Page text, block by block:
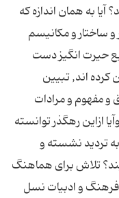
به همان اندازه كه
ساختار و مكانیسم
حیرت انگیز دست
كرده اند, تبیین
و مفهوم و مرادات
ازاین رهگذر توانسته
تردید نشسته و
تلاش براى هماهنگ
فرهنگ و ادبیات نسل